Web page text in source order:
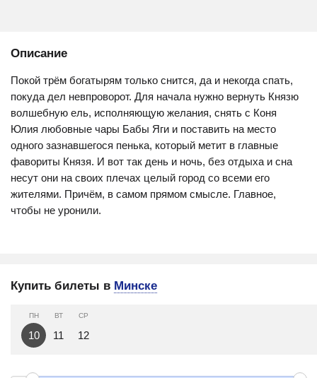
Описание
Покой трём богатырям только снится, да и некогда спать,
покуда дел невпроворот. Для начала нужно вернуть Князю
волшебную ель, исполняющую желания, снять с Коня
Юлия любовные чары Бабы Яги и поставить на место
одного зазнавшегося пенька, который метит в главные
фавориты Князя. И вот так день и ночь, без отдыха и сна
несут они на своих плечах целый город со всеми его
жителями. Причём, в самом прямом смысле. Главное,
чтобы не уронили.
Купить билеты в Минске
ПН
10
ВТ
11
СР
12